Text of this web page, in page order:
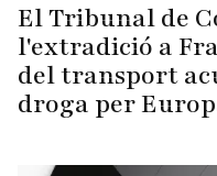
El Tribunal de
l'extradició a
del transport
droga per